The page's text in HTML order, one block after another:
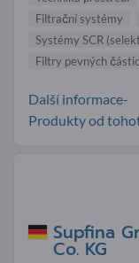
Filtrační systémy
Systémy SCR
Filtry pevných částic
Další informace-
Produkty od
Supfina
Co. KG